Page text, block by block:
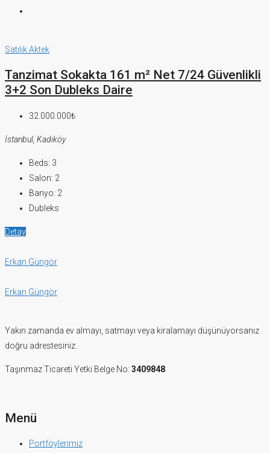
SatılıkAktek
Tanzimat Sokakta 161 m² Net 7/24 Güvenlikli
3+2 Son Dubleks Daire
32.000.000₺
İstanbul, Kadıköy
Beds: 3
Salon: 2
Banyo: 2
Dubleks
Detay
Erkan Güngör
Erkan Güngör
Yakın zamanda ev almayı, satmayı veya kiralamayı düşünüyorsanız
doğru adrestesiniz.
Taşınmaz Ticareti Yetki Belge No: 3409848
Menü
Portföylerimiz